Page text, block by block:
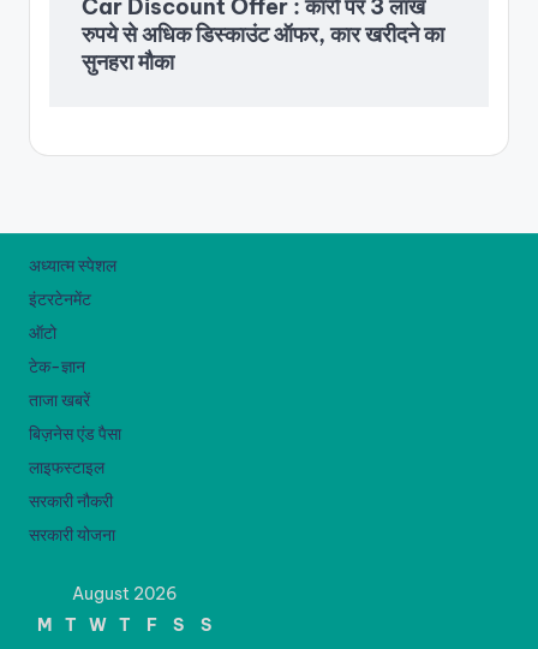
Car Discount Offer : कारों पर 3 लाख
रुपये से अधिक डिस्काउंट ऑफर, कार खरीदने का
सुनहरा मौका
अध्यात्म स्पेशल
इंटरटेनमेंट
ऑटो
टेक-ज्ञान
ताजा खबरें
बिज़नेस एंड पैसा
लाइफस्टाइल
सरकारी नौकरी
सरकारी योजना
August 2026
M
T W T F S
S